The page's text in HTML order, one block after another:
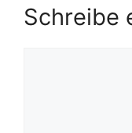
Schreibe